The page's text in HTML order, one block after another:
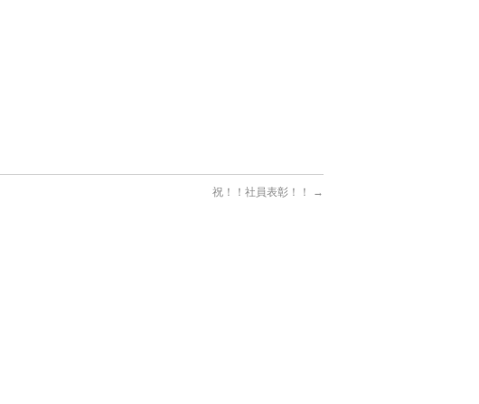
祝！！社員表彰！！ →